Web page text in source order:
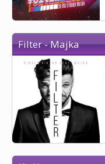
Filter - Majka